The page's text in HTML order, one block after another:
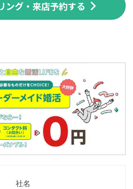
ング・来店予約する
社名